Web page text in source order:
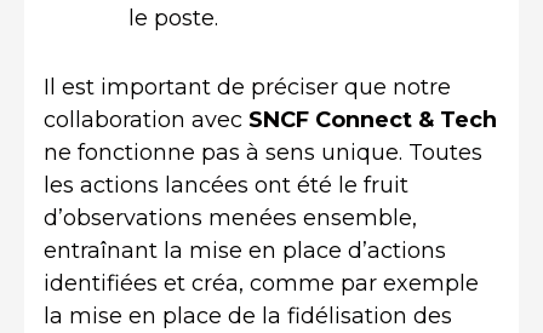
le poste.
Il est important de préciser que notre
collaboration avec SNCF Connect & Tech
ne fonctionne pas à sens unique. Toutes
les actions lancées ont été le fruit
d’observations menées ensemble,
entraînant la mise en place d’actions
identifiées et créa, comme par exemple
la mise en place de la fidélisation des